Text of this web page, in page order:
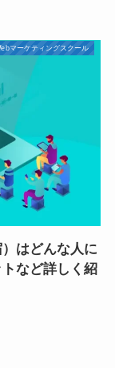
マーケティングスクール
はどんな人に
など詳しく紹